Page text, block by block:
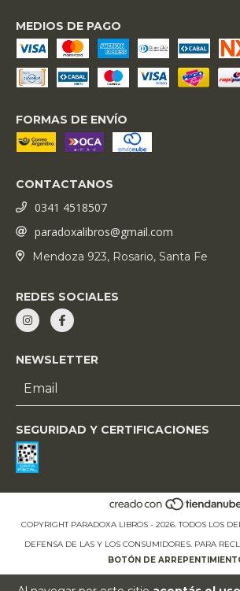
MEDIOS DE PAGO
FORMAS DE ENVÍO
CONTACTANOS
0341 4518507
paradoxalibros@gmail.com
Mendoza 923, Rosario, Santa Fe
REDES SOCIALES
NEWSLETTER
SEGURIDAD Y CERTIFICACIONES
COPYRIGHT PARADOXA LIBROS - 2026. TODOS LOS
DEFENSA DE LAS Y LOS CONSUMIDORES. PARA
BOTÓN DE